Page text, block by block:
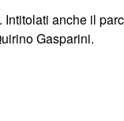
anche il
Gasparini.